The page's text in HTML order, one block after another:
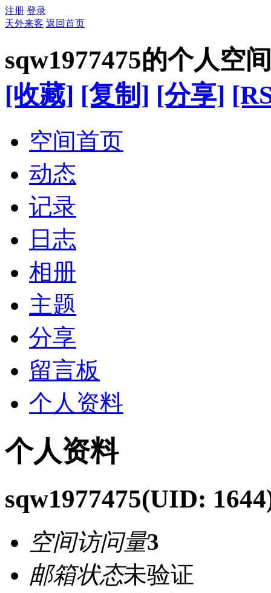
注册 登录
天外来客 返回首页
sqw1977475的个人空间
[收藏] [复制] [分享]
空间首页
动态
记录
日志
相册
主题
分享
留言板
个人资料
个人资料
sqw1977475(UID:
空间访问量3
邮箱状态未验证